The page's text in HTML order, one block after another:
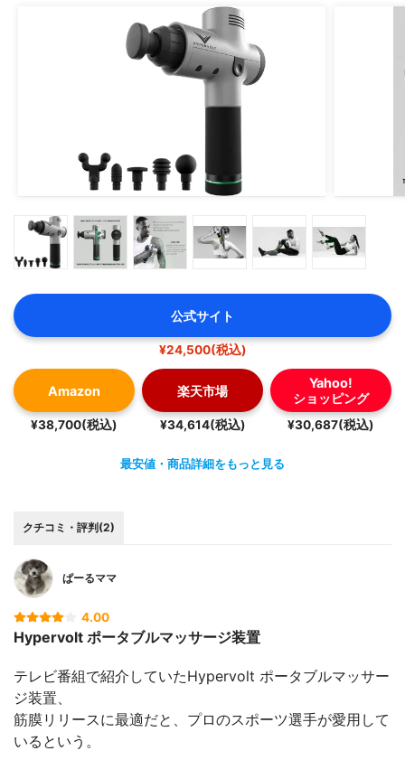
公式サイト
¥24,500(税込)
Amazon
¥38,700(税込)
楽天市場
¥34,614(税込)
Yahoo!
ショッピング
¥30,687(税込)
最安値・商品詳細をもっと見る
クチコミ・評判(2)
ぱーるママ
4.00
Hypervolt ポータブルマッサージ装置
テレビ番組で紹介していたHypervolt ポータブルマッサー
ジ装置、
筋膜リリースに最適だと、プロのスポーツ選手が愛用して
いるという。